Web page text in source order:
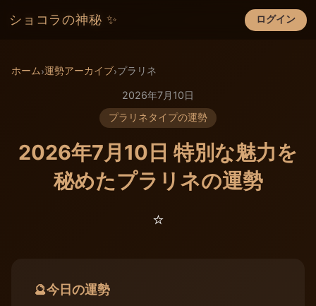
ショコラの神秘 ✨ ログイン
×
ホーム›運勢アーカイブ›プラリネ
2026年7月10日
プラリネタイプの運勢
2026年7月10日 特別な魅力を
秘めたプラリネの運勢
⭐️
🔮今日の運勢